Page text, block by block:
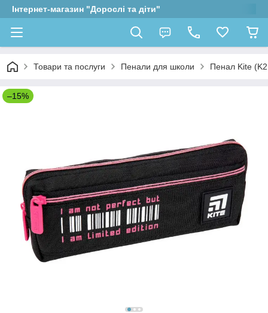
Інтернет-магазин "Дорослі та діти"
Товари та послуги Пенали для школи Пенал Kite
–15%